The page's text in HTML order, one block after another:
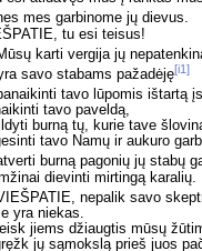
mes garbinome jų dievus.
tu esi teisus!
karti vergija jų
savo stabams pažadėję[i1]
tavo lūpomis ištartą
tavo paveldą,
burną tų, kurie tave
tavo Namų ir aukuro
burną pagonių jų stabų
dievinti mirtingą karalių.
nepalik savo
yra niekas.
jiems džiaugtis mūsų
jų sąmokslą prieš juos